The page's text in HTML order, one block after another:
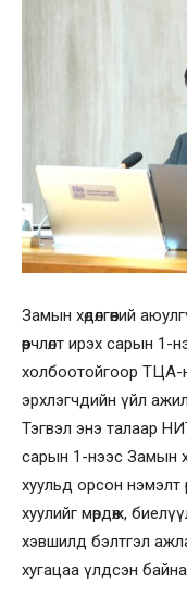
Замын хөдөлгөөний
өөрчлөлт ирэх сарын
холбоотойгоор ТЦА-
эрхлэгчдийн үйл
Тэгвэл энэ талаар
сарын 1-нээс Замын
хуульд орсон нэмэлт
хуулийг мөрдөж,
хэвшилд бэлтгэл
хугацаа үлдсэн